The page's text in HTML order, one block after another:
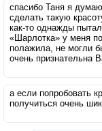
спасибо Таня я
сделать такую
как-то однажды
«Шарлотка» у меня
полажила, не могли
очень признательна
а если попробовать
получиться очень